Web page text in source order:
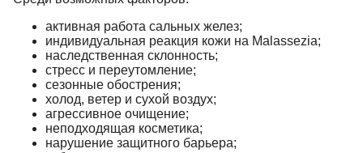
активная работа сальных желез;
индивидуальная реакция кожи на Malassezia;
наследственная склонность;
стресс и переутомление;
сезонные обострения;
холод, ветер и сухой воздух;
агрессивное очищение;
неподходящая косметика;
нарушение защитного барьера;